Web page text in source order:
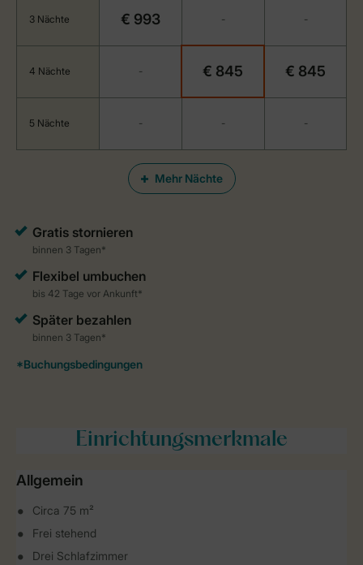
Mehr Nächte
3 Nächte € 993 - -
4 Nächte - € 845 € 845
5 Nächte - - -
Einrichtungsmerkmale
Allgemein
Circa 75 m²
Frei stehend
Drei Schlafzimmer